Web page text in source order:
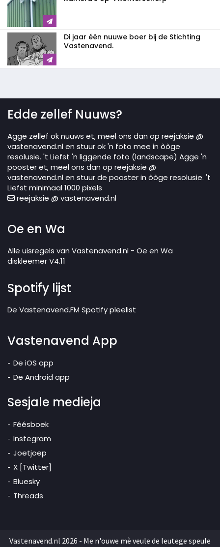
Di jaar één nuuwe boer bij de Stichting
Vastenavend.
Edde zellef Nuuws?
Agge zellef ok nuuws et, meel ons dan op reejaksie @
vastenavend.nl en stuur ok 'n foto mee in òòge
resolusie. 't Liefst 'n liggende foto (landscape) Agge 'n
pooster et, meel ons dan op reejaksie @
vastenavend.nl en stuur de pooster in òòge resolusie. 't
Liefst minimaal 1000 pixels
reejaksie @ vastenavend.nl
Oe en Wa
Alle uisregels van Vastenavend.nl - Oe en Wa
diskleemer V4.11
Spotify lijst
De Vastenavend.FM Spotify pleelist
Vastenavend App
De iOS app
De Android app
Sesjale medieja
Féésboek
Instegram
Joetjoep
X [Twitter]
Bluesky
Threads
Vastenavend.nl 2026 - Me n'ouwe mè veule de leutege speule